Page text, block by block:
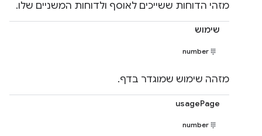
מזהי הדוחות ששייכים לאוסף ולדוחות המשניים שלו.
שימוש
number
מזהה שימוש שמוגדר בדף.
usagePage
number